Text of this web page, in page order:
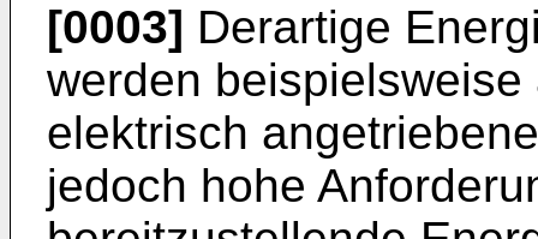
[0003] Derartige
werden
elektrisch
jedoch hohe